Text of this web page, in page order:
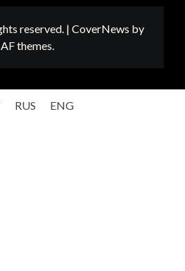
reserved. | CoverNews by
AF themes.
RUS ENG